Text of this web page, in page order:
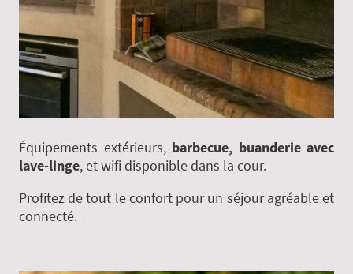
Équipements extérieurs, barbecue, buanderie avec
lave-linge, et wifi disponible dans la cour.
Profitez de tout le confort pour un séjour agréable et
connecté.